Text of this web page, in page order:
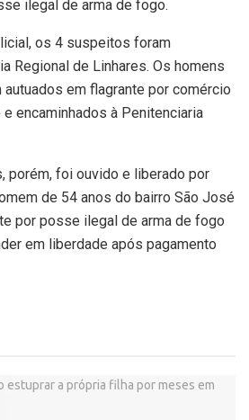
ilegal de arma de fogo.
os 4 suspeitos foram
Regional de Linhares. Os homens
em flagrante por comércio
encaminhados à Penitenciaria
porém, foi ouvido e liberado por
de 54 anos do bairro São José
por posse ilegal de arma de fogo
em liberdade após pagamento